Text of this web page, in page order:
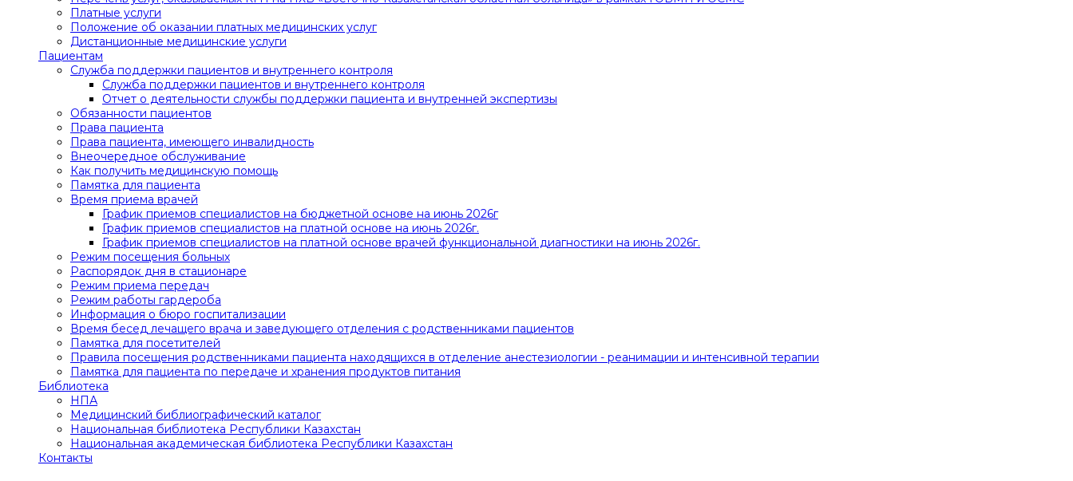
Платные услуги
Положение об оказании платных медицинских услуг
Дистанционные медицинские услуги
Пациентам
Служба поддержки пациентов и внутреннего контроля
Служба поддержки пациентов и внутреннего контроля
Отчет о деятельности службы поддержки пациента и внутренней экспертизы
Обязанности пациентов
Права пациента
Права пациента, имеющего инвалидность
Внеочередное обслуживание
Как получить медицинскую помощь
Памятка для пациента
Время приема врачей
График приемов специалистов на бюджетной основе на июнь 2026г
График приемов специалистов на платной основе на июнь 2026г.
График приемов специалистов на платной основе врачей функциональной диагностики на июнь 2026г.
Режим посещения больных
Распорядок дня в стационаре
Режим приема передач
Режим работы гардероба
Информация о бюро госпитализации
Время бесед лечащего врача и заведующего отделения с родственниками пациентов
Памятка для посетителей
Правила посещения родственниками пациента находящихся в отделение анестезиологии - реанимации и интенсивной терапии
Памятка для пациента по передаче и хранения продуктов питания
Библиотека
НПА
Медицинский библиографический каталог
Национальная библиотека Республики Казахстан
Национальная академическая библиотека Республики Казахстан
Контакты